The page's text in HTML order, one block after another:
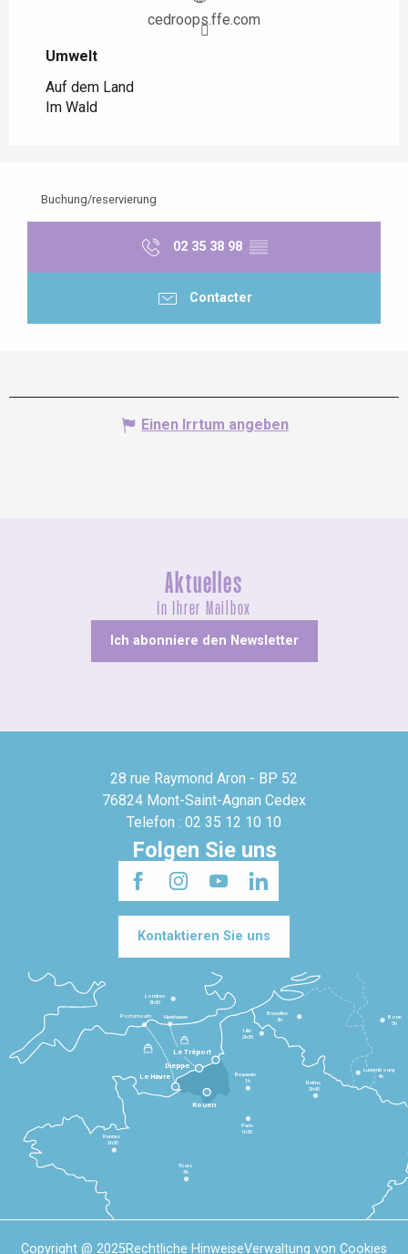
cedroops.ffe.com
Umwelt
Umwelt
Auf dem Land
Im Wald
Buchung/reservierung
02 35 38 98 ▒▒
Contacter
Einen Irrtum angeben
Aktuelles
In Ihrer Mailbox
Ich abonniere den Newsletter
28 rue Raymond Aron - BP 52
76824 Mont-Saint-Agnan Cedex
Telefon : 02 35 12 10 10
Folgen Sie uns
Kontaktieren Sie uns
Le Havre
Dieppe
Le Tréport
Rennes
2h30
Tours
3h
Paris
1h30
Beauvais
1h
Reims
2h45
Lille
2h30
Bruxelles
3h
Londres
3h30
Newhaven
Portsmouth
Bonn
5h
Luxembourg
4h
Rouen
Copyright @ 2025Rechtliche HinweiseVerwaltung von Cookies